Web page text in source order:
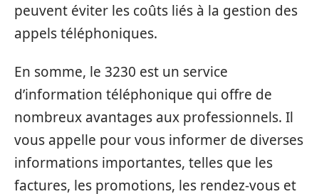
peuvent éviter les coûts liés à la gestion des
appels téléphoniques.
En somme, le 3230 est un service
d’information téléphonique qui offre de
nombreux avantages aux professionnels. Il
vous appelle pour vous informer de diverses
informations importantes, telles que les
factures, les promotions, les rendez-vous et